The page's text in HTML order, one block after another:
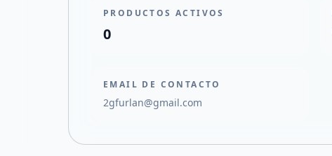
PRODUCTOS ACTIVOS
0
EMAIL DE CONTACTO
2gfurlan@gmail.com